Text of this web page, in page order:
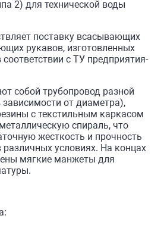
2) для технической воды
поставку всасывающих
рукавов, изготовленных
с ТУ предприятия-
собой трубопровод разной
зависимости от диаметра),
с текстильным каркасом
спираль, что
жесткость и прочность
различных условиях. На концах
мягкие манжеты для